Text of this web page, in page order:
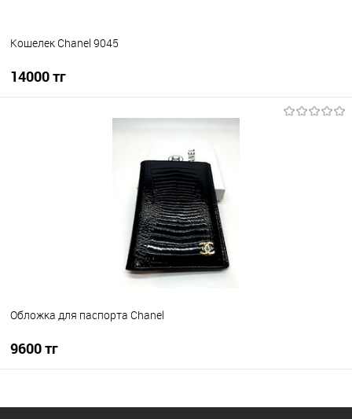
Кошелек Chanel 9045
14000 тг
В корзину
В наличии
Обложка для паспорта Chanel
9600 тг